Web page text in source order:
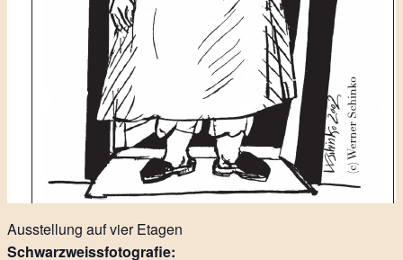
Ausstellung auf vier Etagen
Schwarzweissfotografie: